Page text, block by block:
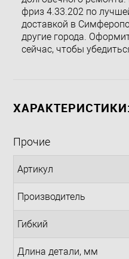
фриз 4.33.202 по
доставкой в
другие города.
сейчас, чтобы
Прочие
Артикул
Производитель
Гибкий
Длина детали, мм